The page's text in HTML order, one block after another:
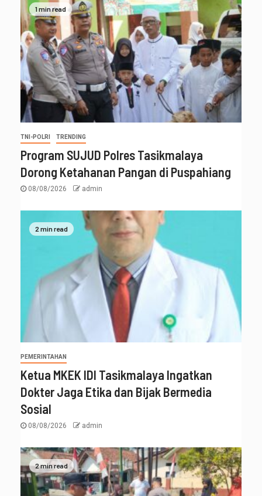
1 min read
TNI-POLRI TRENDING
Program SUJUD Polres Tasikmalaya
Dorong Ketahanan Pangan di Puspahiang
08/08/2026 admin
2 min read
PEMERINTAHAN
Ketua MKEK IDI Tasikmalaya Ingatkan
Dokter Jaga Etika dan Bijak Bermedia
Sosial
08/08/2026 admin
2 min read